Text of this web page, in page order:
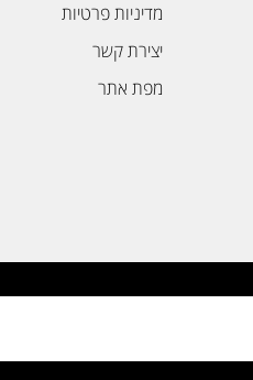
מדיניות פרטיות
יצירת קשר
מפת אתר